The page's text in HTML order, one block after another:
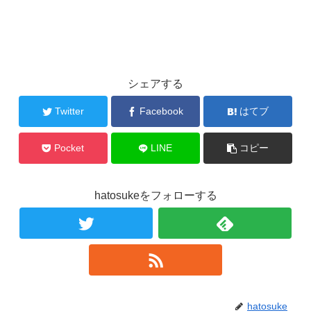
シェアする
Twitter Facebook はてブ
Pocket LINE コピー
hatosukeをフォローする
hatosuke